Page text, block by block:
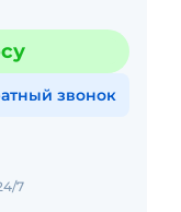
звонок
7